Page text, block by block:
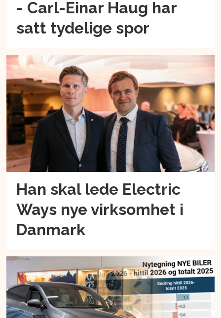
- Carl-Einar Haug har
satt tydelige spor
Han skal lede Electric
Ways nye virksomhet i
Danmark